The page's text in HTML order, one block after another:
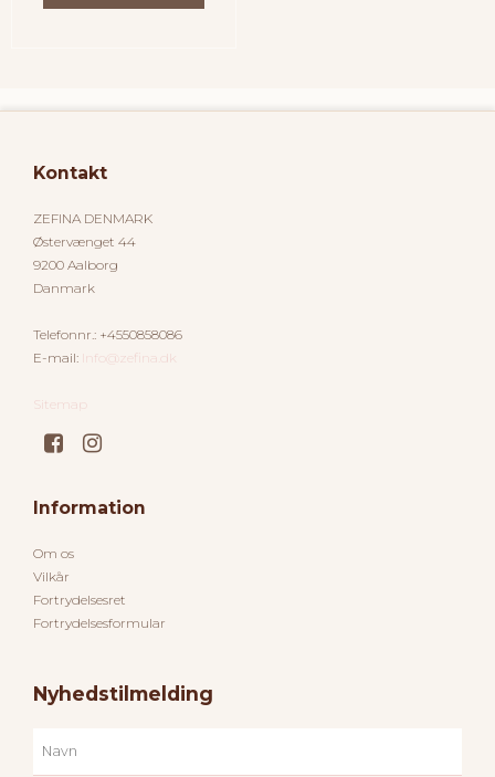
Kontakt
ZEFINA DENMARK
Østervænget 44
9200 Aalborg
Danmark
Telefonnr.: +4550858086
E-mail: Info@zefina.dk
Sitemap
Information
Om os
Vilkår
Fortrydelsesret
Fortrydelsesformular
Nyhedstilmelding